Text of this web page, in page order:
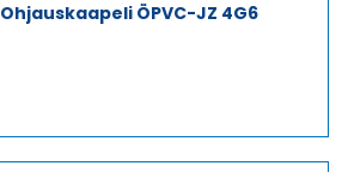
Ohjauskaapeli ÖPVC-JZ 4G6